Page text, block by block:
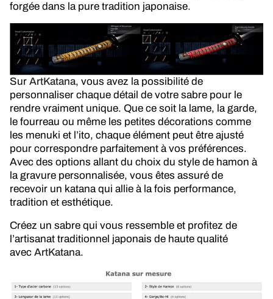
forgée dans la pure tradition japonaise.
SurArtKatana, vous avez la possibilité de
personnaliser chaque détail de votre sabre pour le
rendre vraiment unique. Que ce soit la lame, la garde,
le fourreau ou même les petites décorations comme
les menuki et l’ito, chaque élément peut être ajusté
pour correspondre parfaitement à vos préférences.
Avec des options allant du choix du style de hamon à
la gravure personnalisée, vous êtes assuré de
recevoir un katana qui allie à la fois performance,
tradition et esthétique.
Créez un sabre qui vous ressemble et profitez de
l’artisanat traditionnel japonais de haute qualité
avecArtKatana.